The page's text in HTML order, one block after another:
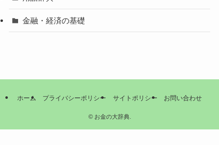
金融・経済の基礎
ホーム プライバシーポリシー サイトポリシー お問い合わせ
©お金の大辞典.